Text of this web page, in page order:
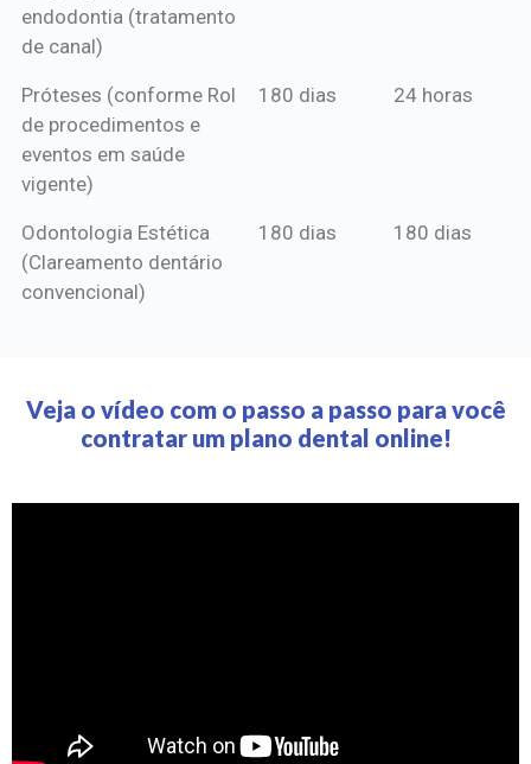
endodontia (tratamento
de canal)
Próteses (conforme Rol
de procedimentos e
eventos em saúde
vigente)
180 dias 24 horas
Odontologia Estética
(Clareamento dentário
convencional)
180 dias 180 dias
Veja o vídeo com o passo a passo para você
contratar um plano dental online!